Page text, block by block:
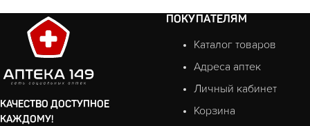
КАЧЕСТВО ДОСТУПНОЕ
КАЖДОМУ!
ПОКУПАТЕЛЯМ
Каталог товаров
Адреса аптек
Личный кабинет
Корзина